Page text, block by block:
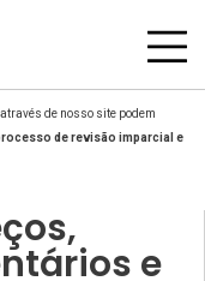
de nosso site podem
de revisão imparcial e
e